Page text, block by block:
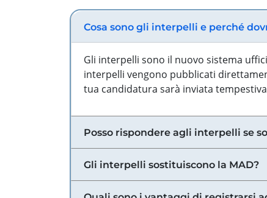
Cosa sono gli interpelli e perché
Gli interpelli sono il nuovo sistema
interpelli vengono pubblicati
tua candidatura sarà inviata
Posso rispondere agli interpelli se
Gli interpelli sostituiscono la MAD?